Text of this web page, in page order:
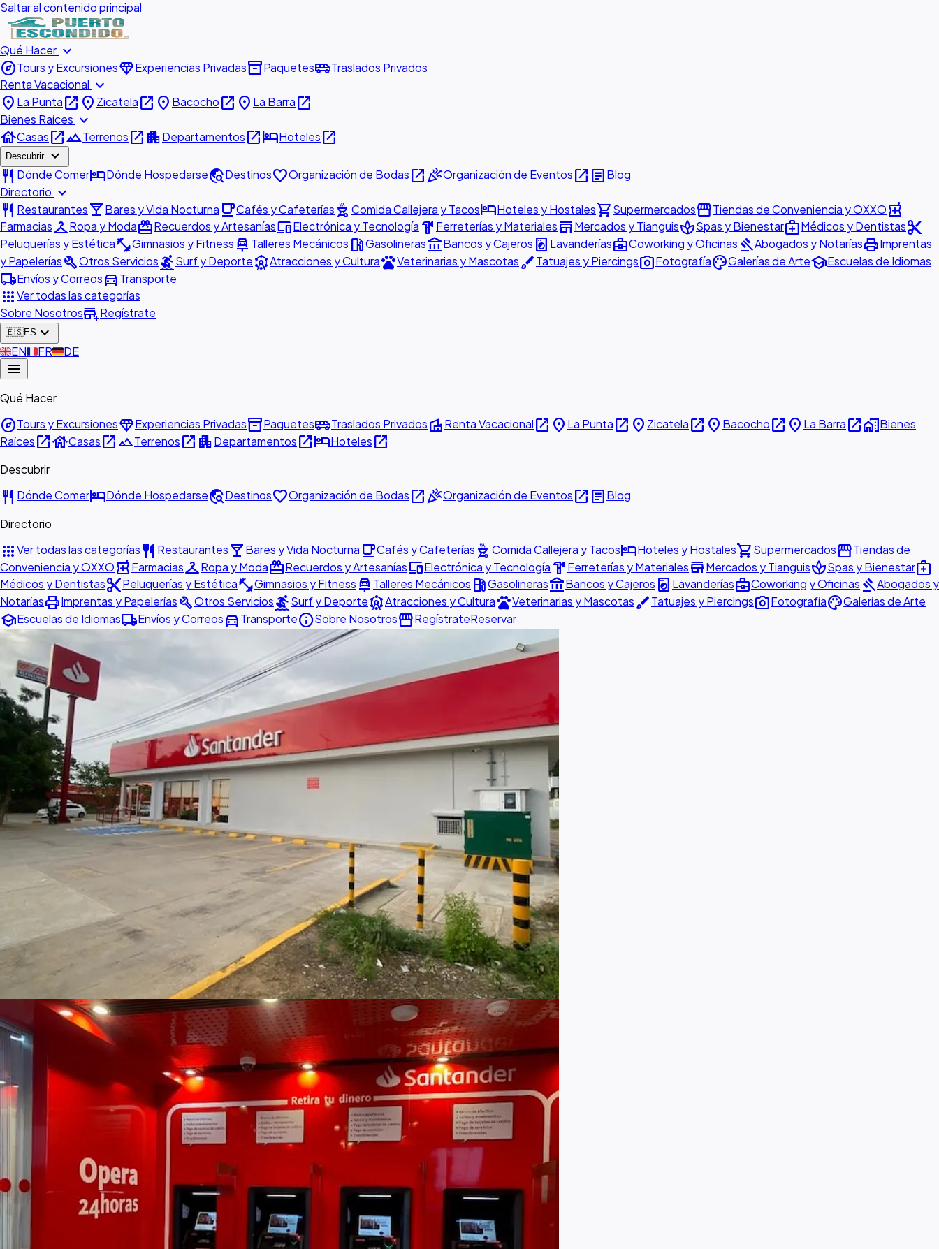
Saltar al contenido principal
Qué Hacer expand_more
exploreTours y ExcursionesdiamondExperiencias Privadasinventory_2Paquetesairport_shuttleTraslados Privados
Renta Vacacional expand_more
place La Puntaopen_in_new place Zicatelaopen_in_new place Bacochoopen_in_new place La Barraopen_in_new
Bienes Raíces expand_more
houseCasasopen_in_newlandscapeTerrenosopen_in_new apartmentDepartamentosopen_in_newhotelHotelesopen_in_new
Descubrir expand_more
restaurant Dónde ComerhotelDónde Hospedarsetravel_exploreDestinosfavoriteOrganización de Bodasopen_in_newcelebrationOrganización de Eventosopen_in_new articleBlog
Directorio expand_more
restaurant Restauranteslocal_barBares y Vida Nocturna local_cafeCafés y Cafeterías outdoor_grill Comida Callejera y TacoshotelHoteles y Hostalesshopping_cartSupermercadosstorefrontTiendas de Conveniencia y OXXOlocal_pharmacy
FarmaciascheckroomRopa y ModaredeemRecuerdos y ArtesaníasdevicesElectrónica y Tecnología hardware Ferreterías y MaterialesstoreMercados y TianguisspaSpas y Bienestarmedical_servicesMédicos y Dentistascontent_cut
Peluquerías y Estéticafitness_centerGimnasios y Fitness car_repair Talleres Mecánicos local_gas_stationGasolinerasaccount_balanceBancos y Cajeros local_laundry_service Lavanderíasbusiness_centerCoworking y Oficinas gavelAbogados y NotaríasprintImprentas
y PapeleríasbuildOtros ServiciossurfingSurf y DeporteattractionsAtracciones y CulturapetsVeterinarias y MascotasbrushTatuajes y Piercingsphoto_cameraFotografíapaletteGalerías de ArteschoolEscuelas de Idiomas
local_shippingEnvíos y Correosdirections_carTransporte
appsVer todas las categorías
Sobre Nosotrosadd_businessRegístrate
🇪🇸ES expand_more
🇬🇧EN🇫🇷FR🇩🇪DE
menu
Qué Hacer
exploreTours y ExcursionesdiamondExperiencias Privadasinventory_2Paquetesairport_shuttleTraslados PrivadosvillaRenta Vacacionalopen_in_new place La Puntaopen_in_new place Zicatelaopen_in_new place Bacochoopen_in_new place La Barraopen_in_newhome_workBienes
Raícesopen_in_newhouseCasasopen_in_newlandscapeTerrenosopen_in_new apartmentDepartamentosopen_in_newhotelHotelesopen_in_new
Descubrir
restaurant Dónde ComerhotelDónde Hospedarsetravel_exploreDestinosfavoriteOrganización de Bodasopen_in_newcelebrationOrganización de Eventosopen_in_new articleBlog
Directorio
appsVer todas las categorías restaurant Restauranteslocal_barBares y Vida Nocturna local_cafeCafés y Cafeterías outdoor_grill Comida Callejera y TacoshotelHoteles y Hostalesshopping_cartSupermercadosstorefrontTiendas de
Conveniencia y OXXOlocal_pharmacyFarmaciascheckroomRopa y ModaredeemRecuerdos y ArtesaníasdevicesElectrónica y Tecnología hardware Ferreterías y MaterialesstoreMercados y TianguisspaSpas y Bienestarmedical_services
Médicos y Dentistascontent_cutPeluquerías y Estéticafitness_centerGimnasios y Fitness car_repair Talleres Mecánicos local_gas_stationGasolinerasaccount_balanceBancos y Cajeros local_laundry_service Lavanderíasbusiness_centerCoworking y Oficinas gavelAbogados y
NotaríasprintImprentas y PapeleríasbuildOtros ServiciossurfingSurf y DeporteattractionsAtracciones y CulturapetsVeterinarias y MascotasbrushTatuajes y Piercingsphoto_cameraFotografíapaletteGalerías de Arte
schoolEscuelas de Idiomaslocal_shippingEnvíos y Correosdirections_carTransporteinfoSobre NosotrosstorefrontRegístrateReservar